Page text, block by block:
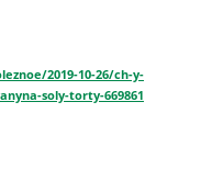
2019-10-26/ch-y-
soly-torty-669861